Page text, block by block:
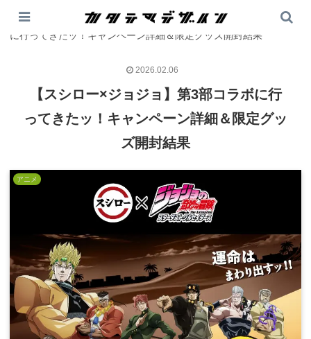
カタテマデザイン>アニメ> 【スシロー×ジョジョ】第3部コラボ
に行ってきたッ！キャンペーン詳細＆限定グッズ開封結果
【スシロー×ジョジョ】第3部コラボに行
ってきたッ！キャンペーン詳細＆限定グッ
ズ開封結果
アニメ
2026.02.06